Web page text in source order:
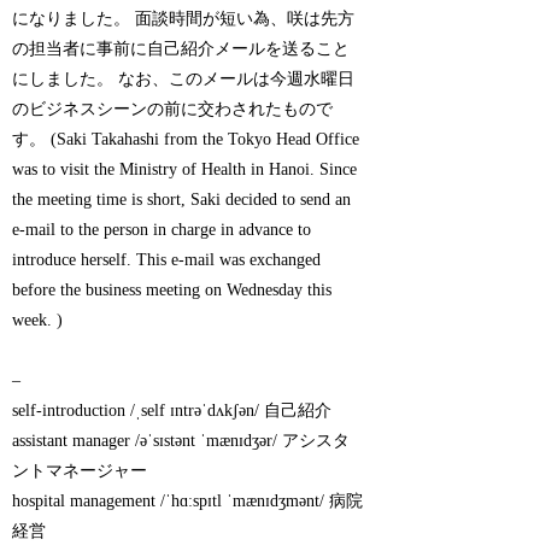
になりました。 面談時間が短い為、咲は先方
の担当者に事前に自己紹介メールを送ること
にしました。 なお、このメールは今週水曜日
のビジネスシーンの前に交わされたもので
す。 (Saki Takahashi from the Tokyo Head Office
was to visit the Ministry of Health in Hanoi. Since
the meeting time is short, Saki decided to send an
e-mail to the person in charge in advance to
introduce herself. This e-mail was exchanged
before the business meeting on Wednesday this
week. )
–
self-introduction /ˌself ɪntrəˈdʌkʃən/ 自己紹介
assistant manager /əˈsɪstənt ˈmænɪdʒər/ アシスタ
ントマネージャー
hospital management /ˈhɑːspɪtl ˈmænɪdʒmənt/ 病院
経営